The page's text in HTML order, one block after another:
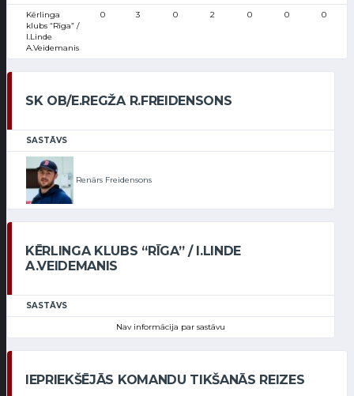
Kērlinga
klubs “Rīga” /
I.Linde
A.Veidemanis
0 3 0 2 0 0 0
SK OB/E.REGŽA R.FREIDENSONS
SASTĀVS
Renārs Freidensons
KĒRLINGA KLUBS “RĪGA” / I.LINDE
A.VEIDEMANIS
SASTĀVS
Nav informācija par sastāvu
IEPRIEKŠĒJĀS KOMANDU TIKŠANĀS REIZES